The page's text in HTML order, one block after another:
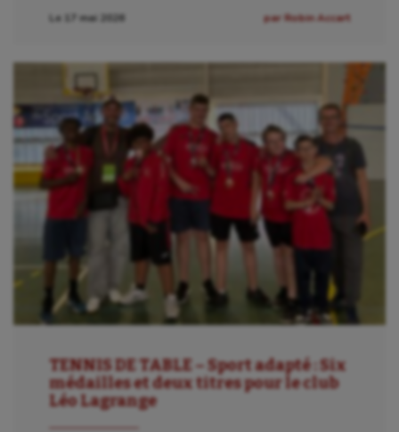
Le 17 mai 2026 par Robin Accart
TENNIS DE TABLE – Sport adapté : Six
médailles et deux titres pour le club
Léo Lagrange